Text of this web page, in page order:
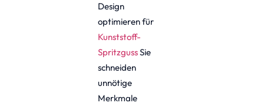
Design
optimieren für
Kunststoff-
SpritzgussSie
schneiden
unnötige
Merkmale